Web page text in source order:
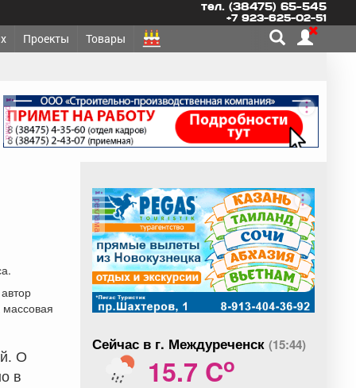
тел. (38475) 65-545
+7 923-625-02-51
Проекты Товары
реклама
О
в
реклама
Сейчас в г. Междуреченск (15:44)
15.7 Co